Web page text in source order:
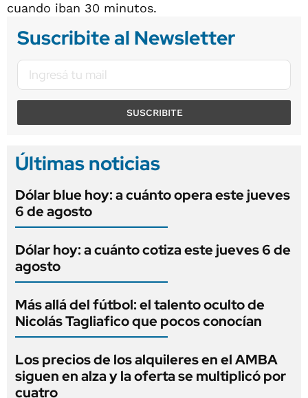
cuando iban 30 minutos.
Suscribite al Newsletter
SUSCRIBITE
Últimas noticias
Dólar blue hoy: a cuánto opera este jueves
6 de agosto
Dólar hoy: a cuánto cotiza este jueves 6 de
agosto
Más allá del fútbol: el talento oculto de
Nicolás Tagliafico que pocos conocían
Los precios de los alquileres en el AMBA
siguen en alza y la oferta se multiplicó por
cuatro